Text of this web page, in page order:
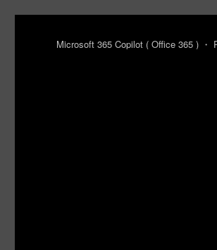
Microsoft 365 Copilot ( Office 365 ) ・